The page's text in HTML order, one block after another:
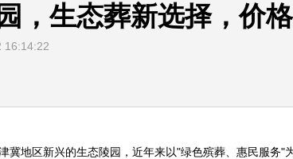
，生态葬新选择，价
16:14:22
冀地区新兴的生态陵园，近年来以"绿色殡葬、惠民服务